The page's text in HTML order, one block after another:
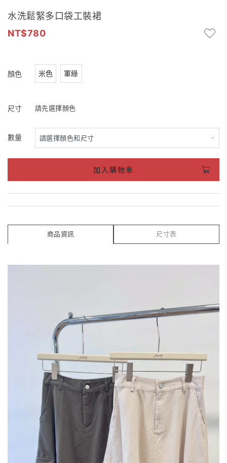
水洗鬆緊多口袋工裝裙
780
顏色 米色 軍綠
尺寸 請先選擇顏色
數量
加入購物車
商品資訊 尺寸表